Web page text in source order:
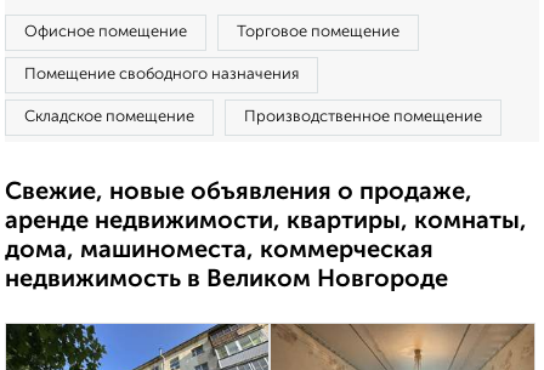
Офисное помещение Торговое помещение
Помещение свободного назначения
Складское помещение Производственное помещение
Свежие, новые объявления о продаже,
аренде недвижимости, квартиры, комнаты,
дома, машиноместа, коммерческая
недвижимость в Великом Новгороде